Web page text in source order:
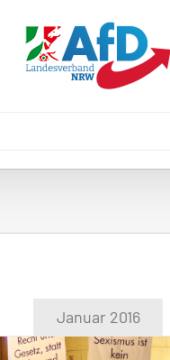
Januar 2016